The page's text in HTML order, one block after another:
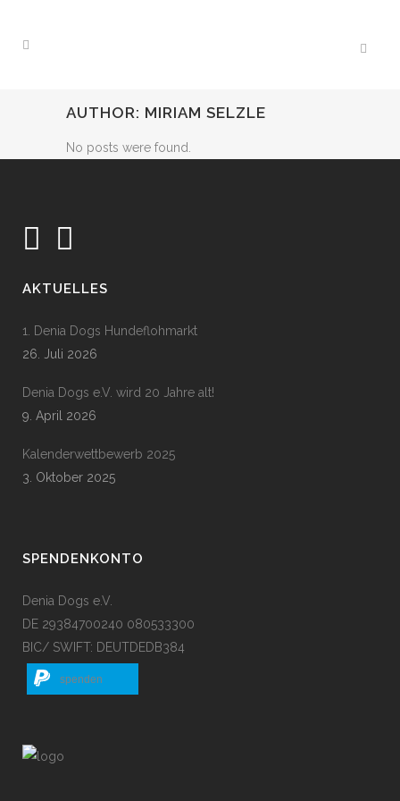
AUTHOR: MIRIAM SELZLE
No posts were found.
AKTUELLES
1. Denia Dogs Hundeflohmarkt
26. Juli 2026
Denia Dogs e.V. wird 20 Jahre alt!
9. April 2026
Kalenderwettbewerb 2025
3. Oktober 2025
SPENDENKONTO
Denia Dogs e.V.
DE 29384700240 080533300
BIC/ SWIFT: DEUTDEDB384
spenden